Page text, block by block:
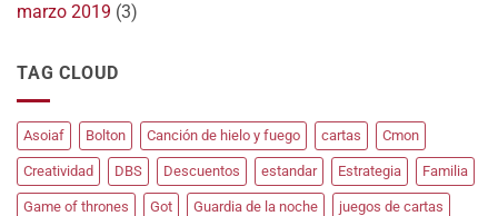
marzo 2019 (3)
TAG CLOUD
Asoiaf Bolton Canción de hielo y fuego cartas Cmon
Creatividad DBS Descuentos estandar Estrategia Familia
Game of thrones Got Guardia de la noche juegos de cartas